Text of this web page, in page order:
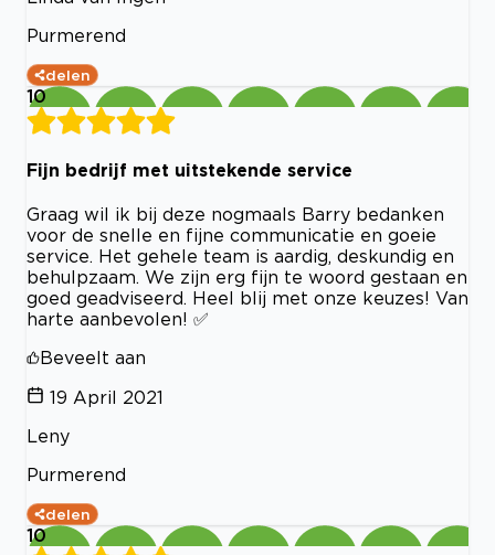
Purmerend
delen
10
Fijn bedrijf met uitstekende service
Graag wil ik bij deze nogmaals Barry bedanken
voor de snelle en fijne communicatie en goeie
service. Het gehele team is aardig, deskundig en
behulpzaam. We zijn erg fijn te woord gestaan en
goed geadviseerd. Heel blij met onze keuzes! Van
harte aanbevolen! ✅
Beveelt aan
19 April 2021
Leny
Purmerend
delen
10